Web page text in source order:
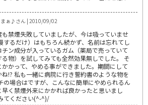
ぁ♪さん | 2010/09/02
も禁煙失敗していましたが、今は吸っていませ
するだけ）はもちろん続かず、名前は忘れてし
ン成分が入っているガム（薬局で売っていて
物）を試してみても全然効果無しでした。 そ
かって、やめる事ができました。期間にして
ね!? 私も一緒に病院に行き誓約書のような物を
の場合はですが、こんなに簡単にやめられるん
く禁煙外来にかかれば良かったと思いまし
てください(^-^)/